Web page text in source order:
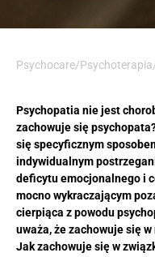
Psychocare/Psychoterapia
Psychopatia nie jest
zachowuje się
się specyficznym
indywidualnym
deficytu emocjonalnego i
mocno wykraczającym
cierpiąca z powodu
uważa, że zachowuje się
Jak zachowuje się w